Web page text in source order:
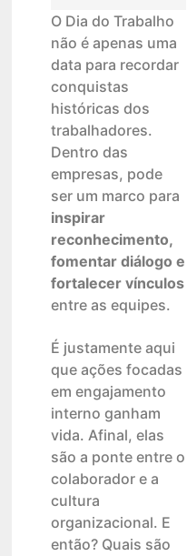
O Dia do Trabalho
não é apenas uma
data para recordar
conquistas
históricas dos
trabalhadores.
Dentro das
empresas, pode
ser um marco para
inspirar
reconhecimento,
fomentar diálogo e
fortalecer vínculos
entre as equipes.
É justamente aqui
que ações focadas
em engajamento
interno ganham
vida. Afinal, elas
são a ponte entre o
colaborador e a
cultura
organizacional. E
então? Quais são